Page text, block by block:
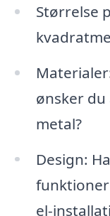
Størrelse
ønsker
metal?
Design:
el-